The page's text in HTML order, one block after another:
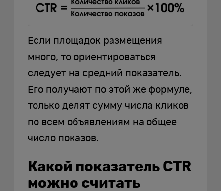
Если площадок размещения
много, то ориентироваться
следует на средний показатель.
Его получают по этой же формуле,
только делят сумму числа кликов
по всем объявлениям на общее
число показов.
Какой показатель CTR
можно считать